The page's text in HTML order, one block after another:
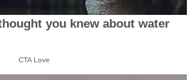
you knew about water
CTA Love